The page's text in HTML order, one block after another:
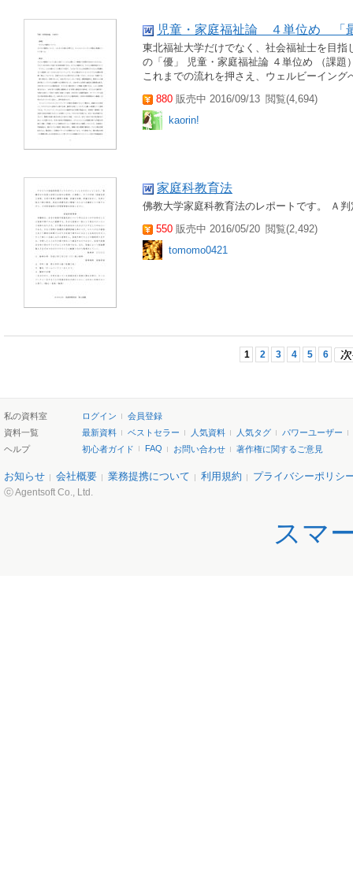
児童・家庭福祉論 ４単位め 「
東北福祉大学だけでなく、社会福祉士を目
の「優」 児童・家庭福祉論 ４単位め （課
これまでの流れを押さえ、ウェルビーイン
880 販売中 2016/09/13 閲覧(4,694)
kaorin!
家庭科教育法
佛教大学家庭科教育法のレポートです。 Ａ
550 販売中 2016/05/20 閲覧(2,492)
tomomo0421
1 2 3 4 5 6
私の資料室 ログイン
会員登録
資料一覧
最新資料 ベストセラー 人気資料 人気タグ
パワーユーザー
ヘルプ
初心者ガイド FAQ お問い合わせ 著作権に関するご意見
お知らせ 会社概要 業務提携について 利用規約 プライバシーポリシ
ⓒ Agentsoft Co., Ltd.
スマ